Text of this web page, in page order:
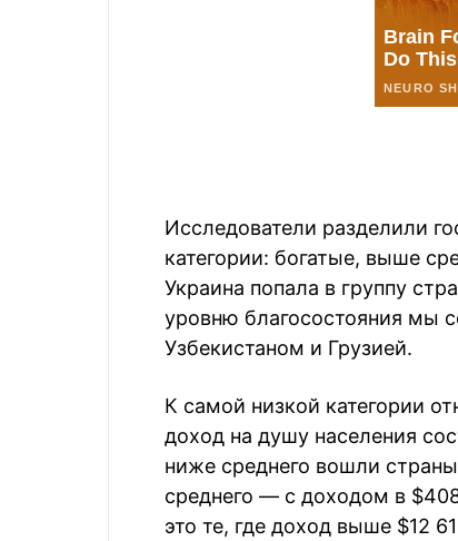
Исследователи разделили
категории: богатые, выше
Украина попала в группу
уровню благосостояния мы
Узбекистаном и Грузией.
К самой низкой категории
доход на душу населения
ниже среднего вошли
среднего — с доходом в
это те, где доход выше $12